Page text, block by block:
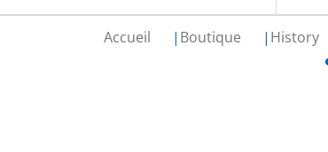
Accueil Boutique History